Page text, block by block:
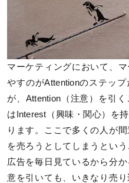
マーケティングにおいて、
やすのがAttentionのステッ
が、Attention（注意）を引
はInterest（興味・関心）を
ります。ここで多くの人が
を売ろうとしてしまうとい
広告を毎日見ているから分
意を引いても、いきなり売